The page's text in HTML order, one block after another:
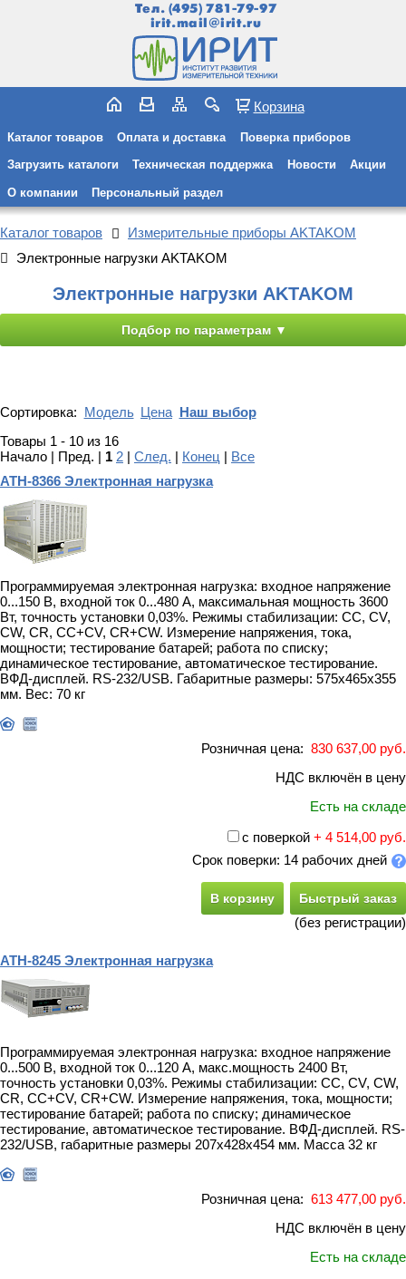
Тел. (495) 781-79-97
irit.mail@irit.ru
Корзина
Каталог товаров Оплата и доставка Поверка приборов
Загрузить каталоги Техническая поддержка Новости Акции
О компании Персональный раздел
Каталог товаров
Измерительные приборы AKTAKOM
Электронные нагрузки AKTAKOM
Электронные нагрузки AKTAKOM
Подбор по параметрам
Сортировка: Модель Цена Наш выбор
Товары 1 - 10 из 16
Начало | Пред. | 1 2 | След. | Конец | Все
АТН-8366 Электронная нагрузка
Программируемая электронная нагрузка: входное напряжение
0...150 В, входной ток 0...480 А, максимальная мощность 3600
Вт, точность установки 0,03%. Режимы стабилизации: CC, CV,
CW, CR, CC+CV, CR+CW. Измерение напряжения, тока,
мощности; тестирование батарей; работа по списку;
динамическое тестирование, автоматическое тестирование.
ВФД-дисплей. RS-232/USB. Габаритные размеры: 575x465x355
мм. Вес: 70 кг
Розничная цена: 830 637,00 руб.
НДС включён в цену
Есть на складе
с поверкой + 4 514,00 руб.
Срок поверки: 14 рабочих дней
В корзину Быстрый заказ
(без регистрации)
АТН-8245 Электронная нагрузка
Программируемая электронная нагрузка: входное напряжение
0...500 В, входной ток 0...120 А, макс.мощность 2400 Вт,
точность установки 0,03%. Режимы стабилизации: CC, CV, CW,
CR, CC+CV, CR+CW. Измерение напряжения, тока, мощности;
тестирование батарей; работа по списку; динамическое
тестирование, автоматическое тестирование. ВФД-дисплей. RS-
232/USB, габаритные размеры 207х428х454 мм. Масса 32 кг
Розничная цена: 613 477,00 руб.
НДС включён в цену
Есть на складе